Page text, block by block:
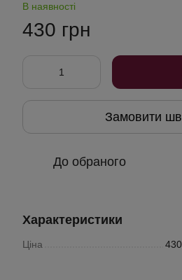
В наявності
430 грн
Замовити
До обраного
Характеристики
Ціна